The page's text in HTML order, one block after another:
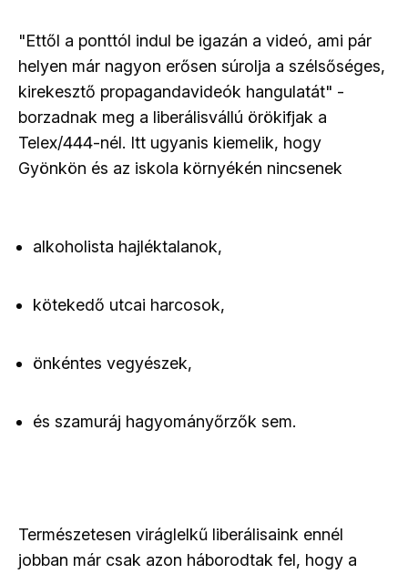
"Ettől a ponttól indul be igazán a videó, ami pár
helyen már nagyon erősen súrolja a szélsőséges,
kirekesztő propagandavideók hangulatát" -
borzadnak meg a liberálisvállú örökifjak a
Telex/444-nél. Itt ugyanis kiemelik, hogy
Gyönkön és az iskola környékén nincsenek
alkoholista hajléktalanok,
kötekedő utcai harcosok,
önkéntes vegyészek,
és szamuráj hagyományőrzők sem.
Természetesen viráglelkű liberálisaink ennél
jobban már csak azon háborodtak fel, hogy a